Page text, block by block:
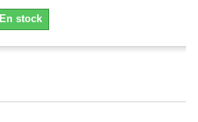
En stock